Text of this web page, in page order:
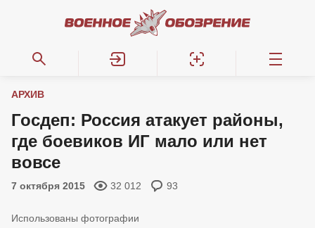
АРХИВ
Госдеп: Россия атакует районы,
где боевиков ИГ мало или нет
вовсе
7 октября 2015 32 012 93